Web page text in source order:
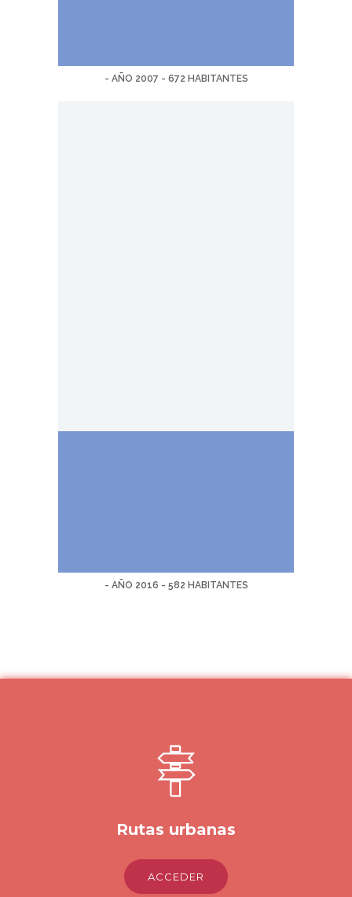
- AÑO 2007 - 672 HABITANTES
- AÑO 2016 - 582 HABITANTES
Rutas urbanas
ACCEDER